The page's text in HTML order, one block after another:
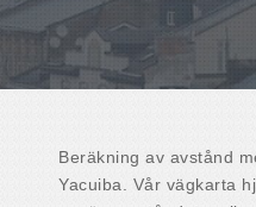
Beräkning av avstånd
Yacuiba. Vår vägkarta